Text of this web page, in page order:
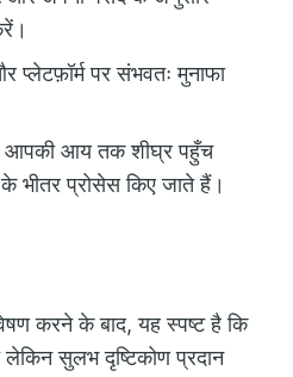
प्लेटफ़ॉर्म पर संभवतः मुनाफा
आय तक शीघ्र पहुँच
भीतर प्रोसेस किए जाते हैं।
करने के बाद, यह स्पष्ट है कि
सुलभ दृष्टिकोण प्रदान